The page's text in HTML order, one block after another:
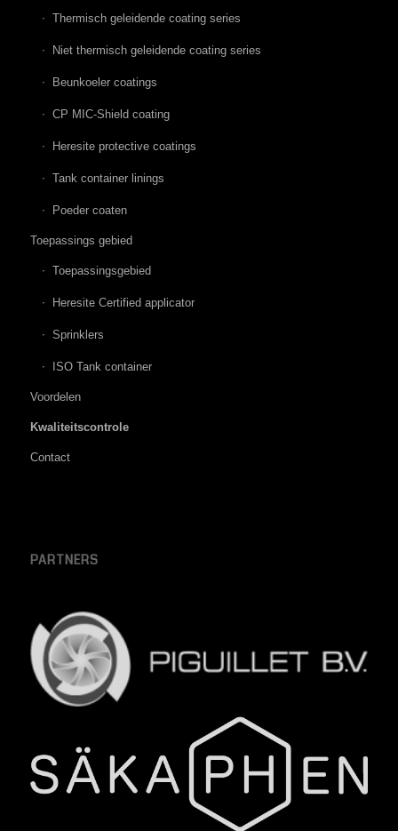
Thermisch geleidende coating series
Niet thermisch geleidende coating series
Beunkoeler coatings
CP MIC-Shield coating
Heresite protective coatings
Tank container linings
Poeder coaten
Toepassings gebied
Toepassingsgebied
Heresite Certified applicator
Sprinklers
ISO Tank container
Voordelen
Kwaliteitscontrole
Contact
PARTNERS